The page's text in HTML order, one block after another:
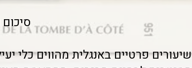
שיעורים פרטיים באנגלית מהווים כלי